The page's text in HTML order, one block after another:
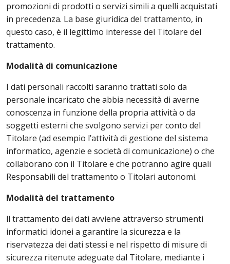
promozioni di prodotti o servizi simili a quelli acquistati
in precedenza. La base giuridica del trattamento, in
questo caso, è il legittimo interesse del Titolare del
trattamento.
Modalità di comunicazione
I dati personali raccolti saranno trattati solo da
personale incaricato che abbia necessità di averne
conoscenza in funzione della propria attività o da
soggetti esterni che svolgono servizi per conto del
Titolare (ad esempio l’attività di gestione del sistema
informatico, agenzie e società di comunicazione) o che
collaborano con il Titolare e che potranno agire quali
Responsabili del trattamento o Titolari autonomi.
Modalità del trattamento
ll trattamento dei dati avviene attraverso strumenti
informatici idonei a garantire la sicurezza e la
riservatezza dei dati stessi e nel rispetto di misure di
sicurezza ritenute adeguate dal Titolare, mediante i